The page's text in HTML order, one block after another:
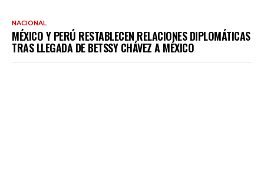
NACIONAL
MÉXICO Y PERÚ RESTABLECEN RELACIONES DIPLOMÁTICAS
TRAS LLEGADA DE BETSSY CHÁVEZ A MÉXICO